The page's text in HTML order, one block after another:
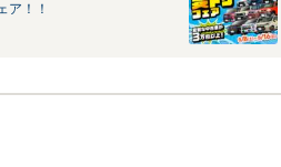
ア！！